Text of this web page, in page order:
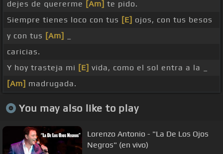
dejes de quererme [Am] te pido.
Siempre tienes loco con tus [E] ojos, con tus besos
y con tus [Am]
caricias.
Y hoy trasteja mi [E] vida, como el sol entra a la _
[Am] madrugada.
You may also like to play
Lorenzo Antonio - "La De Los Ojos
Negros" (en vivo)